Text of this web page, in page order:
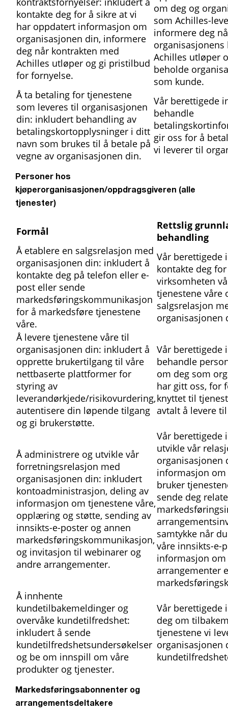
kontakte deg for å sikre at vi
har oppdatert informasjon om
organisasjonen din, informere
deg når kontrakten med
Achilles utløper og gi pristilbud
for fornyelse.
om deg og
som Achilles-
informere deg
Achilles utløper
beholde
som kunde.
Å ta betaling for tjenestene
som leveres til organisasjonen
din: inkludert behandling av
betalingskortopplysninger i ditt
navn som brukes til å betale på
vegne av organisasjonen din.
Vår berettigede
behandle
gir oss for å
vi leverer til
Personer hos
kjøperorganisasjonen/oppdragsgiveren (alle
tjenester)
Formål
Rettslig
behandling
Å etablere en salgsrelasjon med
organisasjonen din: inkludert å
kontakte deg på telefon eller e-
post eller sende
markedsføringskommunikasjon
for å markedsføre tjenestene
våre.
Vår berettigede
kontakte deg
virksomheten
tjenestene våre
salgsrelasjon
organisasjonen
Å levere tjenestene våre til
organisasjonen din: inkludert å
opprette brukertilgang til våre
nettbaserte plattformer for
styring av
leverandørkjede/risikovurdering,
autentisere din løpende tilgang
og gi brukerstøtte.
Vår berettigede
behandle
om deg som
har gitt oss, for
knyttet til
avtalt å levere
Å administrere og utvikle vår
forretningsrelasjon med
organisasjonen din: inkludert
kontoadministrasjon, deling av
informasjon om tjenestene våre,
opplæring og støtte, sending av
innsikts-e-poster og annen
markedsføringskommunikasjon,
og invitasjon til webinarer og
andre arrangementer.
Vår berettigede
utvikle vår
organisasjonen
informasjon
bruker
sende deg
samtykke når
våre innsikts-e-
informasjon om
arrangementer
Å innhente
kundetilbakemeldinger og
overvåke kundetilfredshet:
inkludert å sende
kundetilfredshetsundersøkelser
og be om innspill om våre
produkter og tjenester.
Vår berettigede
deg om
tjenestene vi
organisasjonen
Markedsføringsabonnenter og
arrangementsdeltakere